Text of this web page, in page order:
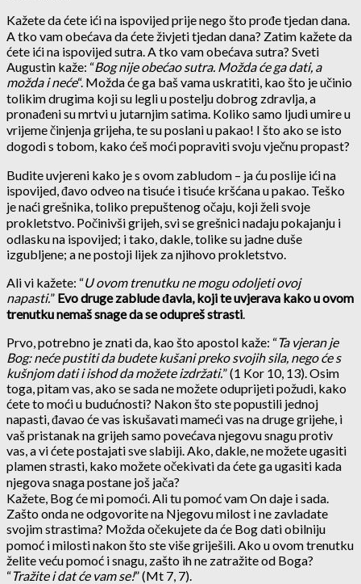
Kažete da ćete ići na ispovijed prije nego što prođe tjedan dana.
A tko vam obećava da ćete živjeti tjedan dana? Zatim kažete da
ćete ići na ispovijed sutra. A tko vam obećava sutra? Sveti
Augustin kaže: “Bog nije obećao sutra. Možda će ga dati, a
možda i neće“. Možda će ga baš vama uskratiti, kao što je učinio
tolikim drugima koji su legli u postelju dobrog zdravlja, a
pronađeni su mrtvi u jutarnjim satima. Koliko samo ljudi umire u
vrijeme činjenja grijeha, te su poslani u pakao! I što ako se isto
dogodi s tobom, kako ćeš moći popraviti svoju vječnu propast?
Budite uvjereni kako je s ovom zabludom – ja ću poslije ići na
ispovijed, đavo odveo na tisuće i tisuće kršćana u pakao. Teško
je naći grešnika, toliko prepuštenog očaju, koji želi svoje
prokletstvo. Počinivši grijeh, svi se grešnici nadaju pokajanju i
odlasku na ispovijed; i tako, dakle, tolike su jadne duše
izgubljene; a ne postoji lijek za njihovo prokletstvo.
Ali vi kažete: “U ovom trenutku ne mogu odoljeti ovoj
napasti.” Evo druge zablude đavla, koji te uvjerava kako u ovom
trenutku nemaš snage da se odupreš strasti.
Prvo, potrebno je znati da, kao što apostol kaže: “Ta vjeran je
Bog: neće pustiti da budete kušani preko svojih sila, nego će s
kušnjom dati i ishod da možete izdržati.” (1 Kor 10, 13). Osim
toga, pitam vas, ako se sada ne možete oduprijeti požudi, kako
ćete to moći u budućnosti? Nakon što ste popustili jednoj
napasti, đavao će vas iskušavati mameći vas na druge grijehe, i
vaš pristanak na grijeh samo povećava njegovu snagu protiv
vas, a vi ćete postajati sve slabiji. Ako, dakle, ne možete ugasiti
plamen strasti, kako možete očekivati da ćete ga ugasiti kada
njegova snaga postane još jača?
Kažete, Bog će mi pomoći. Ali tu pomoć vam On daje i sada.
Zašto onda ne odgovorite na Njegovu milost i ne zavladate
svojim strastima? Možda očekujete da će Bog dati obilniju
pomoć i milosti nakon što ste više griješili. Ako u ovom trenutku
želite veću pomoć i snagu, zašto ih ne zatražite od Boga?
“Tražite i dat će vam se!” (Mt 7, 7).